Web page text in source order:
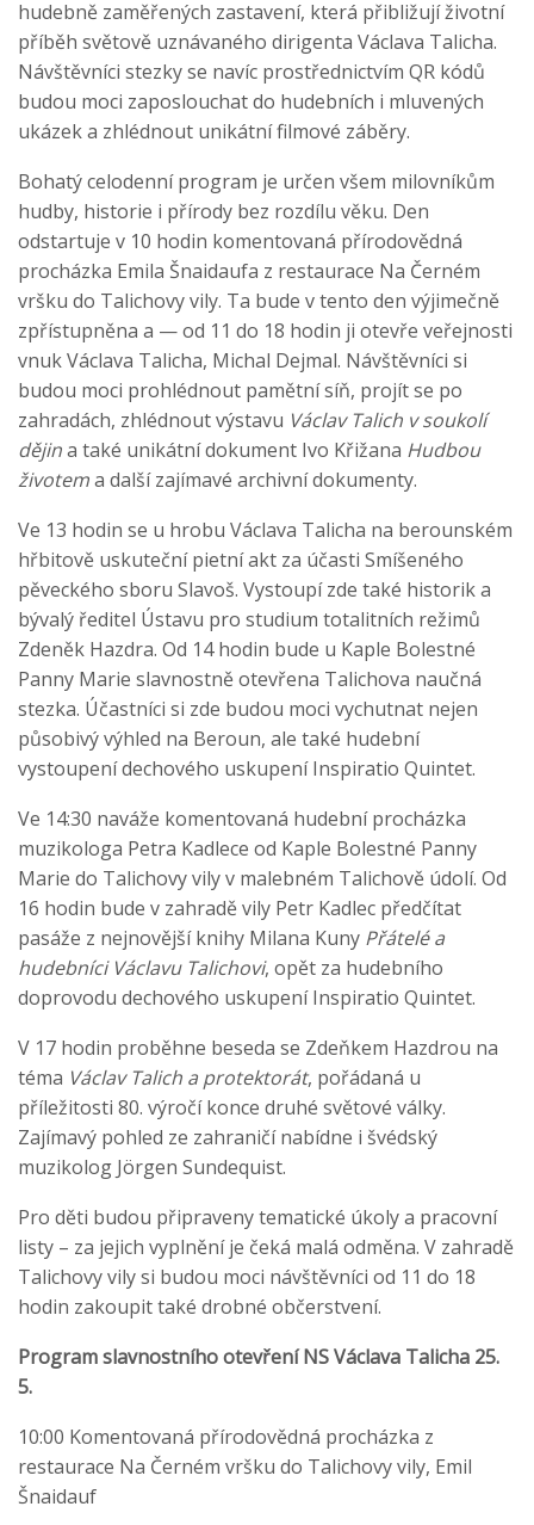
hudebně zaměřených zastavení, která přibližují životní
příběh světově uznávaného dirigenta Václava Talicha.
Návštěvníci stezky se navíc prostřednictvím QR kódů
budou moci zaposlouchat do hudebních i mluvených
ukázek a zhlédnout unikátní filmové záběry.
Bohatý celodenní program je určen všem milovníkům
hudby, historie i přírody bez rozdílu věku. Den
odstartuje v 10 hodin komentovaná přírodovědná
procházka Emila Šnaidaufa z restaurace Na Černém
vršku do Talichovy vily. Ta bude v tento den výjimečně
zpřístupněna a — od 11 do 18 hodin ji otevře veřejnosti
vnuk Václava Talicha, Michal Dejmal. Návštěvníci si
budou moci prohlédnout pamětní síň, projít se po
zahradách, zhlédnout výstavu Václav Talich v soukolí
dějina také unikátní dokument Ivo Křižana Hudbou
životema další zajímavé archivní dokumenty.
Ve 13 hodin se u hrobu Václava Talicha na berounském
hřbitově uskuteční pietní akt za účasti Smíšeného
pěveckého sboru Slavoš. Vystoupí zde také historik a
bývalý ředitel Ústavu pro studium totalitních režimů
Zdeněk Hazdra. Od 14 hodin bude u Kaple Bolestné
Panny Marie slavnostně otevřena Talichova naučná
stezka. Účastníci si zde budou moci vychutnat nejen
působivý výhled na Beroun, ale také hudební
vystoupení dechového uskupení Inspiratio Quintet.
Ve 14:30 naváže komentovaná hudební procházka
muzikologa Petra Kadlece od Kaple Bolestné Panny
Marie do Talichovy vily v malebném Talichově údolí. Od
16 hodin bude v zahradě vily Petr Kadlec předčítat
pasáže z nejnovější knihy Milana Kuny Přátelé a
hudebníci Václavu Talichovi, opět za hudebního
doprovodu dechového uskupení Inspiratio Quintet.
V 17 hodin proběhne beseda se Zdeňkem Hazdrou na
téma Václav Talich a protektorát, pořádaná u
příležitosti 80. výročí konce druhé světové války.
Zajímavý pohled ze zahraničí nabídne i švédský
muzikolog Jörgen Sundequist.
Pro děti budou připraveny tematické úkoly a pracovní
listy – za jejich vyplnění je čeká malá odměna. V zahradě
Talichovy vily si budou moci návštěvníci od 11 do 18
hodin zakoupit také drobné občerstvení.
Program slavnostního otevření NS Václava Talicha 25.
5.
10:00 Komentovaná přírodovědná procházka z
restaurace Na Černém vršku do Talichovy vily, Emil
Šnaidauf